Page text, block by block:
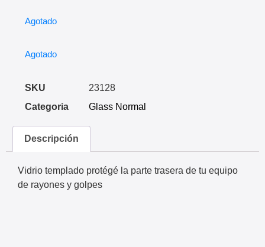
Agotado
Agotado
SKU
23128
Categoria
Glass Normal
Descripción
Vidrio templado protégé la parte trasera de tu equipo
de rayones y golpes